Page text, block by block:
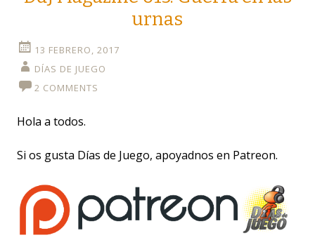
urnas
13 FEBRERO, 2017
DÍAS DE JUEGO
2 COMMENTS
Hola a todos.
Si os gusta Días de Juego, apoyadnos en Patreon.